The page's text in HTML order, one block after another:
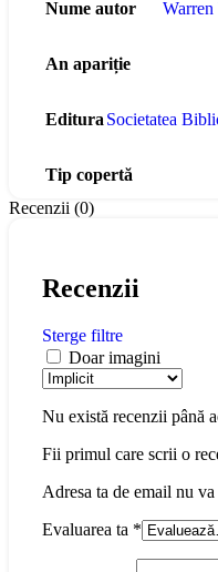
Nume autor Warren
An apariție
Editura Societatea
Tip copertă
Recenzii (0)
Recenzii
Sterge filtre
Doar imagini
Nu există recenzii până
Fii primul care scrii o
Adresa ta de email nu
Evaluarea ta *